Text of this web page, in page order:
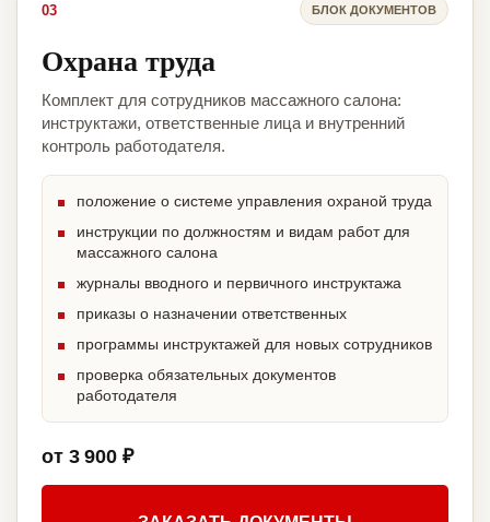
03 БЛОК ДОКУМЕНТОВ
Охрана труда
Комплект для сотрудников массажного салона:
инструктажи, ответственные лица и внутренний
контроль работодателя.
положение о системе управления охраной труда
инструкции по должностям и видам работ для
массажного салона
журналы вводного и первичного инструктажа
приказы о назначении ответственных
программы инструктажей для новых сотрудников
проверка обязательных документов
работодателя
от 3 900 ₽